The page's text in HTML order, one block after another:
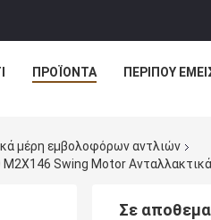
ΠΡΟΪΌΝΤΑ ΠΕΡΊΠΟΥ
μέρη εμβολοφόρων αντλιών
M2X146 Swing Motor
Σε